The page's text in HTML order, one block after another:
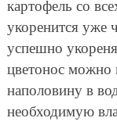
картофель со
укоренится уже
успешно
цветонос можно
наполовину в
необходимую